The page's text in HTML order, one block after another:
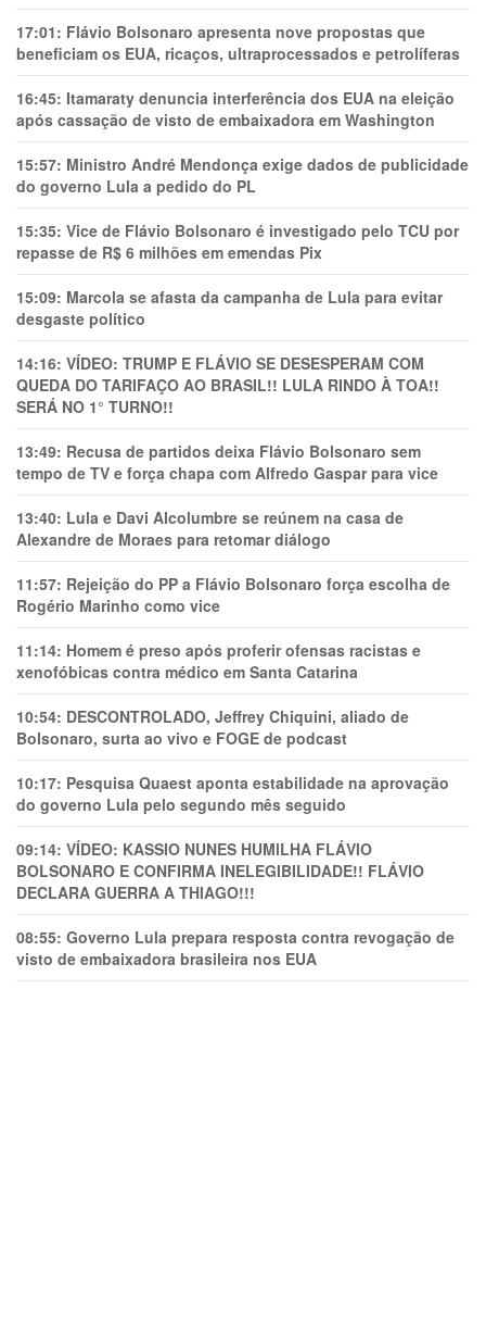
17:01: Flávio Bolsonaro apresenta nove propostas que
beneficiam os EUA, ricaços, ultraprocessados e petrolíferas
16:45: Itamaraty denuncia interferência dos EUA na eleição
após cassação de visto de embaixadora em Washington
15:57: Ministro André Mendonça exige dados de publicidade
do governo Lula a pedido do PL
15:35: Vice de Flávio Bolsonaro é investigado pelo TCU por
repasse de R$ 6 milhões em emendas Pix
15:09: Marcola se afasta da campanha de Lula para evitar
desgaste político
14:16: VÍDEO: TRUMP E FLÁVIO SE DESESPERAM COM
QUEDA DO TARIFAÇO AO BRASIL!! LULA RINDO À TOA!!
SERÁ NO 1° TURNO!!
13:49: Recusa de partidos deixa Flávio Bolsonaro sem
tempo de TV e força chapa com Alfredo Gaspar para vice
13:40: Lula e Davi Alcolumbre se reúnem na casa de
Alexandre de Moraes para retomar diálogo
11:57: Rejeição do PP a Flávio Bolsonaro força escolha de
Rogério Marinho como vice
11:14: Homem é preso após proferir ofensas racistas e
xenofóbicas contra médico em Santa Catarina
10:54: DESCONTROLADO, Jeffrey Chiquini, aliado de
Bolsonaro, surta ao vivo e FOGE de podcast
10:17: Pesquisa Quaest aponta estabilidade na aprovação
do governo Lula pelo segundo mês seguido
09:14: VÍDEO: KASSIO NUNES HUMlLHA FLÁVIO
BOLSONARO E CONFIRMA INELEGIBILIDADE!! FLÁVIO
DECLARA GUERRA A THIAGO!!!
08:55: Governo Lula prepara resposta contra revogação de
visto de embaixadora brasileira nos EUA